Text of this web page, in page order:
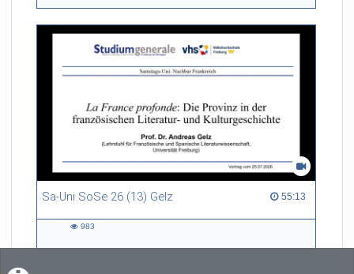
Sa-Uni SoSe 26 (13) Gelz 55:13
55:13 duration
983